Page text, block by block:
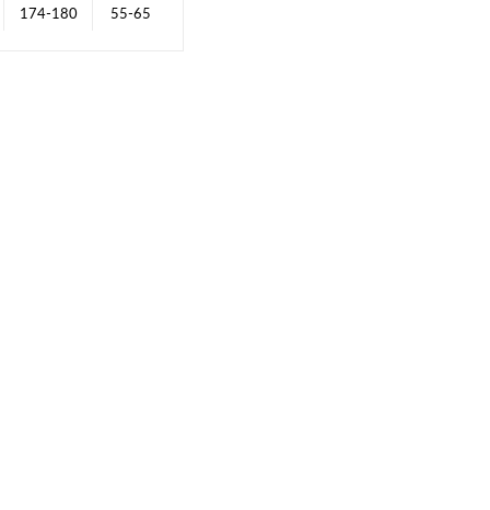
174-180
55-65